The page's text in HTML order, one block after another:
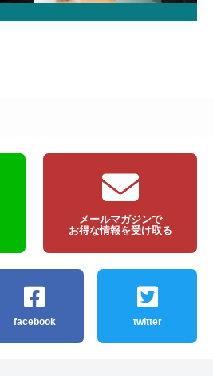
メールマガジンで
お得な情報を受け取る
facebook twitter